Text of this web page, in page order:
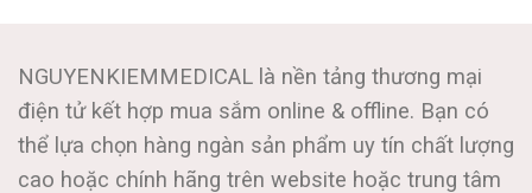
NGUYENKIEMMEDICAL là nền tảng thương mại
điện tử kết hợp mua sắm online & offline. Bạn có
thể lựa chọn hàng ngàn sản phẩm uy tín chất lượng
cao hoặc chính hãng trên website hoặc trung tâm